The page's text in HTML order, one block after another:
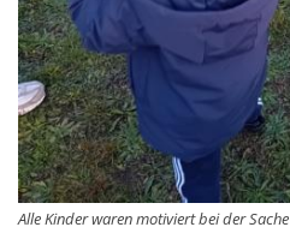
Alle Kinder waren motiviert bei der Sache